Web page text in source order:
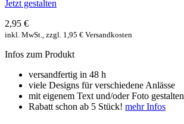
Jetzt gestalten
2,95 €
inkl. MwSt., zzgl. 1,95 € Versandkosten
Infos zum Produkt
versandfertig in 48 h
viele Designs für verschiedene Anlässe
mit eigenem Text und/oder Foto gestalten
Rabatt schon ab 5 Stück! mehr Infos